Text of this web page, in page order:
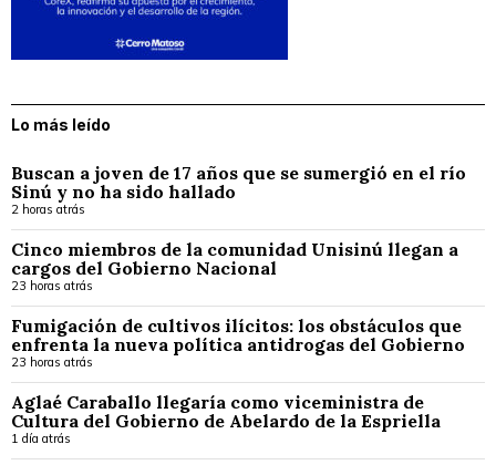
Lo más leído
Buscan a joven de 17 años que se sumergió en el río
Sinú y no ha sido hallado
2 horas atrás
Cinco miembros de la comunidad Unisinú llegan a
cargos del Gobierno Nacional
23 horas atrás
Fumigación de cultivos ilícitos: los obstáculos que
enfrenta la nueva política antidrogas del Gobierno
23 horas atrás
Aglaé Caraballo llegaría como viceministra de
Cultura del Gobierno de Abelardo de la Espriella
1 día atrás